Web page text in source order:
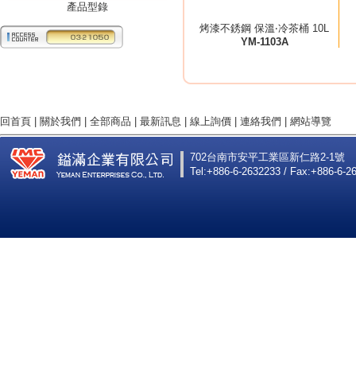
產品型錄
烤漆不銹鋼 保溫‧冷茶桶 10L
YM-1103A
回首頁 關於我們 全部商品 最新訊息 線上詢價 連絡我們 網站導覽
702台南市安平工業區新仁路2-1號
Tel:+886-6-2632233 / Fax:+886-6-